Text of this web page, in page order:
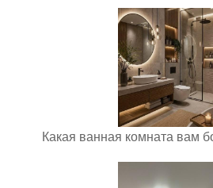
Какая ванная комната вам